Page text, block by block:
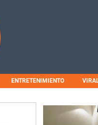
ENTRETENIMIENTO